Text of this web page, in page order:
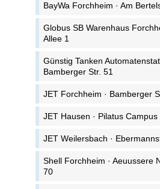
BayWa Forchheim · Am
Globus SB Warenhaus
Allee 1
Günstig Tanken
Bamberger Str. 51
JET Forchheim · Bamberger
JET Hausen · Pilatus Campus
JET Weilersbach ·
Shell Forchheim · Aeuussere
70